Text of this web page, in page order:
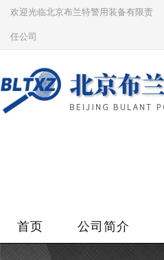
欢迎光临北京布兰特警用装备有限责
任公司
首页 公司简介